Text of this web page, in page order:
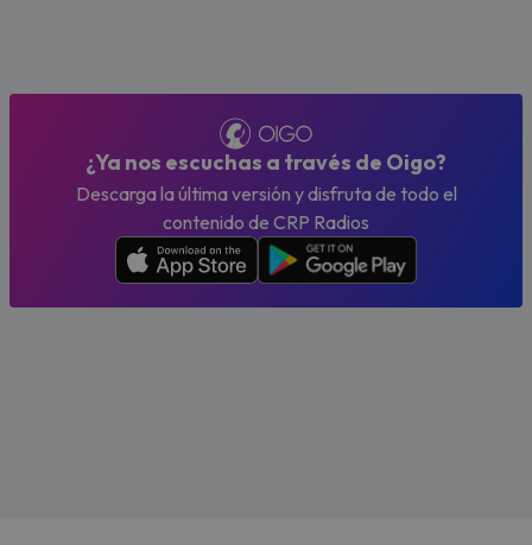
¿Ya nos escuchas a través de Oigo?
Descarga la última versión y disfruta de todo el
contenido de CRP Radios